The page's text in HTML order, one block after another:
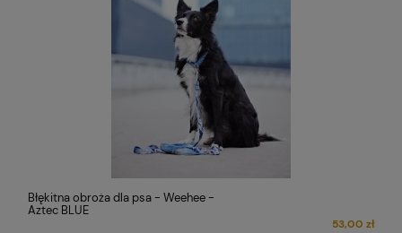
Błękitna obroża dla psa - Weehee -
Aztec BLUE
53,00 zł